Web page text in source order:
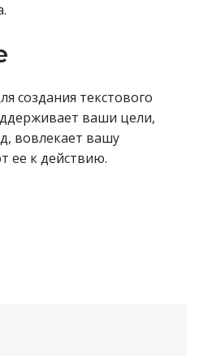
создания текстового
ваши цели,
вовлекает вашу
ее к действию.